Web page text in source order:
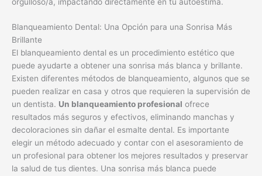
Blanqueamiento Dental: Una Opción para una Sonrisa Más
Brillante
El blanqueamiento dental es un procedimiento estético que
puede ayudarte a obtener una sonrisa más blanca y brillante.
Existen diferentes métodos de blanqueamiento, algunos que se
pueden realizar en casa y otros que requieren la supervisión de
un dentista. Un blanqueamiento profesional ofrece
resultados más seguros y efectivos, eliminando manchas y
decoloraciones sin dañar el esmalte dental. Es importante
elegir un método adecuado y contar con el asesoramiento de
un profesional para obtener los mejores resultados y preservar
la salud de tus dientes. Una sonrisa más blanca puede